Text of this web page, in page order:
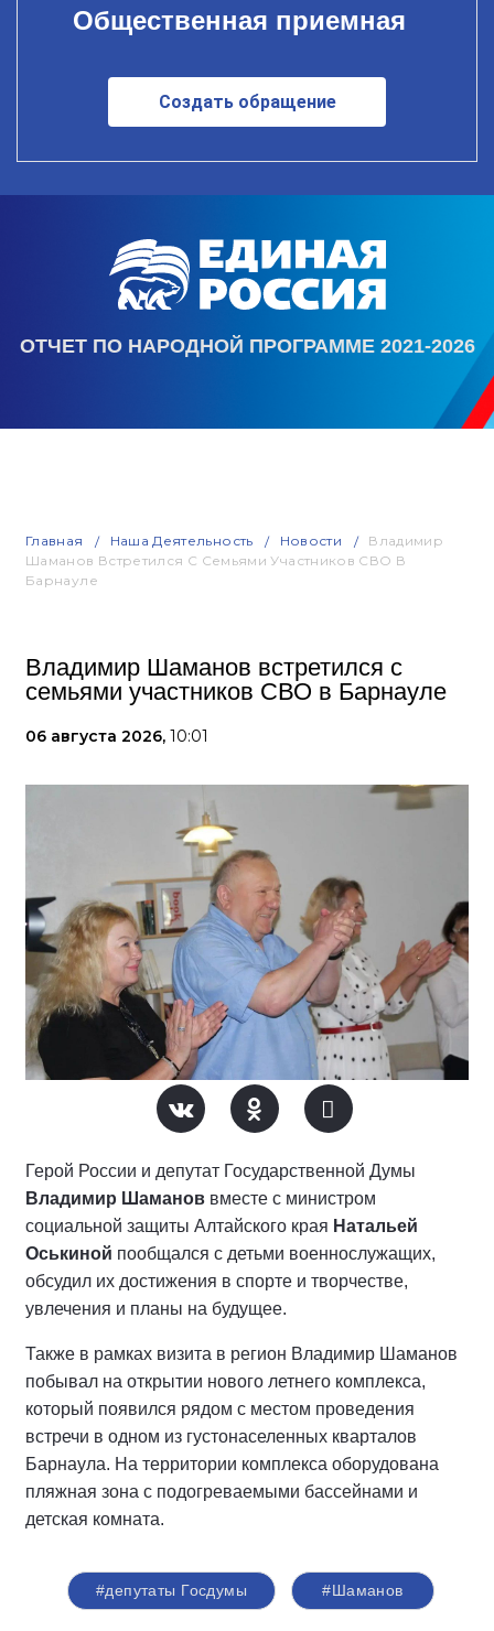
Общественная приемная
Создать обращение
ОТЧЕТ ПО НАРОДНОЙ ПРОГРАММЕ 2021-2026
Главная Наша Деятельность Новости
Владимир
Шаманов Встретился С Семьями Участников СВО В
Барнауле
Владимир Шаманов встретился с
семьями участников СВО в Барнауле
06 августа 2026, 10:01
Герой России и депутат Государственной Думы
Владимир Шаманов вместе с министром
социальной защиты Алтайского края Натальей
Оськиной пообщался с детьми военнослужащих,
обсудил их достижения в спорте и творчестве,
увлечения и планы на будущее.
Также в рамках визита в регион Владимир Шаманов
побывал на открытии нового летнего комплекса,
который появился рядом с местом проведения
встречи в одном из густонаселенных кварталов
Барнаула. На территории комплекса оборудована
пляжная зона с подогреваемыми бассейнами и
детская комната.
#депутаты Госдумы #Шаманов